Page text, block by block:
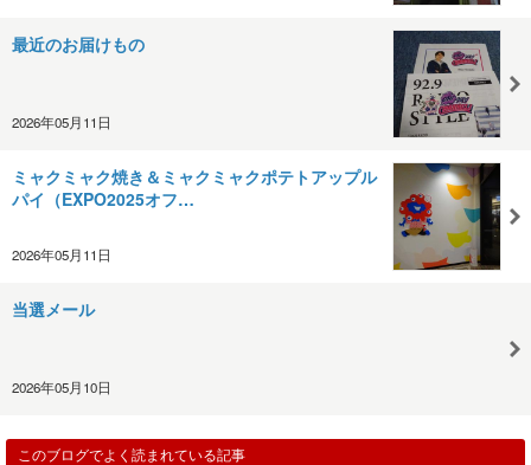
最近のお届けもの
2026年05月11日
ミャクミャク焼き＆ミャクミャクポテトアップル
パイ（EXPO2025オフ…
2026年05月11日
当選メール
2026年05月10日
このブログでよく読まれている記事